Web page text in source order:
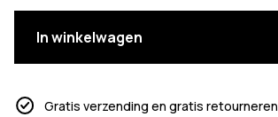
In winkelwagen
Gratis verzending en gratis retourneren